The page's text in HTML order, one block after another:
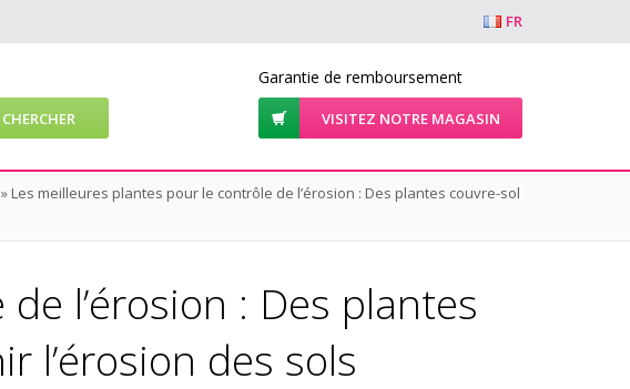
FR
Garantie de remboursement
VISITEZ NOTRE MAGASIN
» Les meilleures plantes pour le contrôle de l’érosion : Des plantes couvre-sol
l’érosion : Des plantes
l’érosion des sols